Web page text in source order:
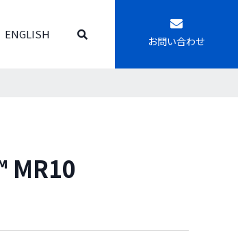
お問い合わせ
ENGLISH
MR10